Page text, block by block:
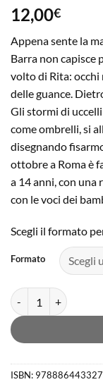
12,00€
Appena sente la
Barra non capisce
volto di Rita: occhi
delle guance.
Gli stormi di
come ombrelli, si
disegnando
ottobre a Roma è
a 14 anni, con una
con le voci dei
Scegli il formato
Formato
Campo Marzio
ISBN: